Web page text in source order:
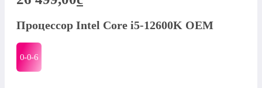
Процессор Intel Core i5-12600K OEM
0-0-6